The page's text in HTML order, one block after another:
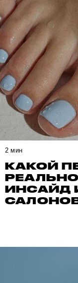
2 мин
КАКОЙ
ИНСАЙД